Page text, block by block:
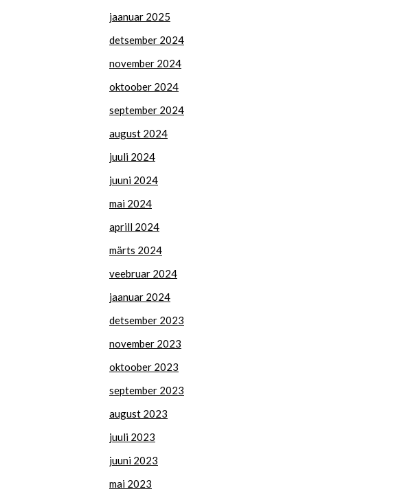
jaanuar 2025
detsember 2024
november 2024
oktoober 2024
september 2024
august 2024
juuli 2024
juuni 2024
mai 2024
aprill 2024
märts 2024
veebruar 2024
jaanuar 2024
detsember 2023
november 2023
oktoober 2023
september 2023
august 2023
juuli 2023
juuni 2023
mai 2023